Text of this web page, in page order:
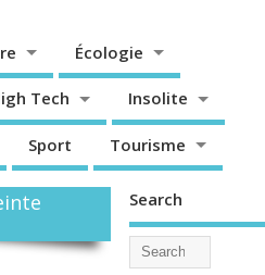
Écologie
Tech Insolite
Sport Tourisme
Search